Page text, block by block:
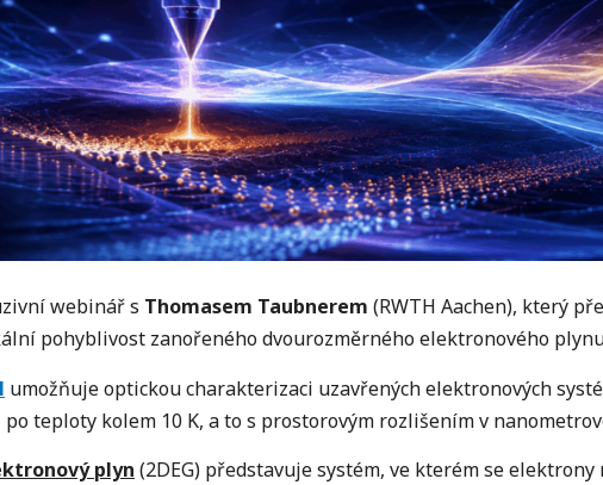
webinář s Thomasem Taubnerem (RWTH Aachen), který
pohyblivost zanořeného dvourozměrného elektronového
umožňuje optickou charakterizaci uzavřených elektronových
teploty kolem 10 K, a to s prostorovým rozlišením v
plyn (2DEG) představuje systém, ve kterém se